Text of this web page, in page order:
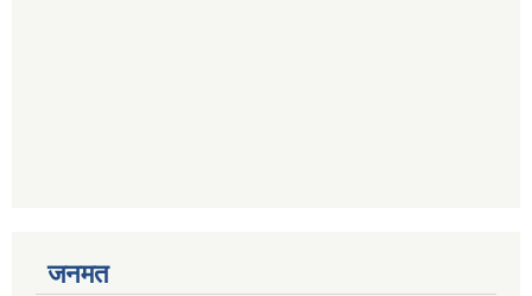
जनमत